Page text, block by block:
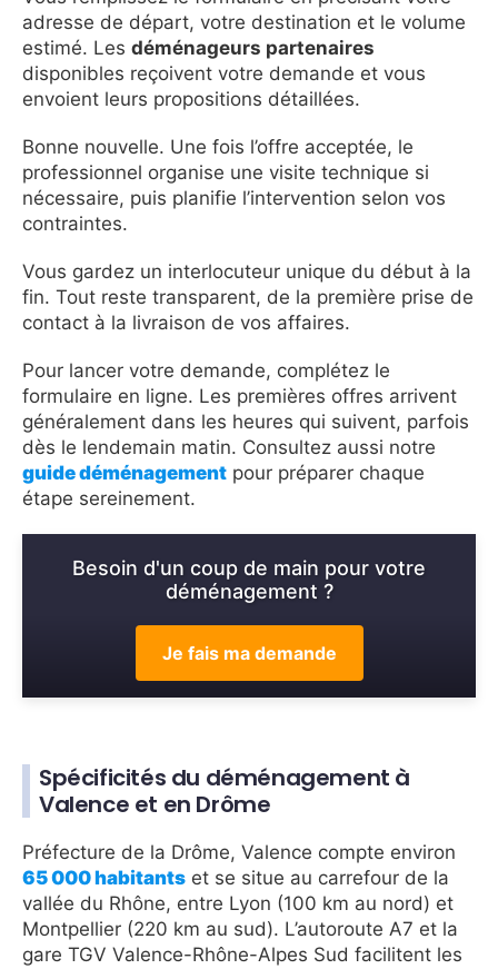
adresse de départ, votre destination et le volume
estimé. Les déménageurs partenaires
disponibles reçoivent votre demande et vous
envoient leurs propositions détaillées.
Bonne nouvelle. Une fois l’offre acceptée, le
professionnel organise une visite technique si
nécessaire, puis planifie l’intervention selon vos
contraintes.
Vous gardez un interlocuteur unique du début à la
fin. Tout reste transparent, de la première prise de
contact à la livraison de vos affaires.
Pour lancer votre demande, complétez le
formulaire en ligne. Les premières offres arrivent
généralement dans les heures qui suivent, parfois
dès le lendemain matin. Consultez aussi notre
guide déménagement pour préparer chaque
étape sereinement.
Besoin d'un coup de main pour votre
déménagement ?
Je fais ma demande
Spécificités du déménagement à
Valence et en Drôme
Préfecture de la Drôme, Valence compte environ
65 000 habitants et se situe au carrefour de la
vallée du Rhône, entre Lyon (100 km au nord) et
Montpellier (220 km au sud). L’autoroute A7 et la
gare TGV Valence-Rhône-Alpes Sud facilitent les